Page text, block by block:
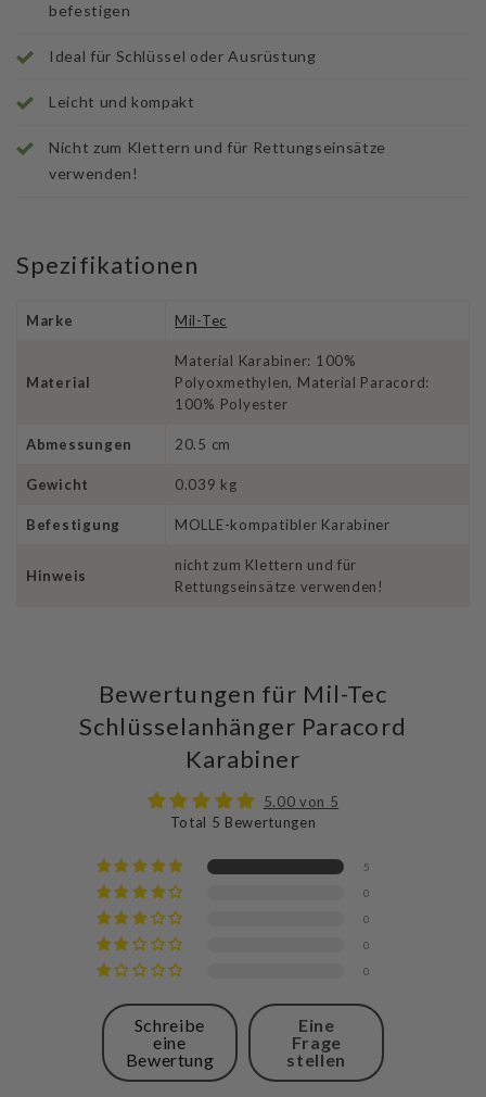
befestigen
Ideal für Schlüssel oder Ausrüstung
Leicht und kompakt
Nicht zum Klettern und für Rettungseinsätze
verwenden!
Spezifikationen
Marke Mil-Tec
Material
Material Karabiner: 100%
Polyoxmethylen, Material Paracord:
100% Polyester
Abmessungen 20.5 cm
Gewicht 0.039 kg
Befestigung MOLLE-kompatibler Karabiner
Hinweis
nicht zum Klettern und für
Rettungseinsätze verwenden!
Bewertungen für Mil-Tec
Schlüsselanhänger Paracord
Karabiner
5.00 von 5
Total 5 Bewertungen
5
0
0
0
0
Schreibe
eine
Bewertung
Eine
Frage
stellen